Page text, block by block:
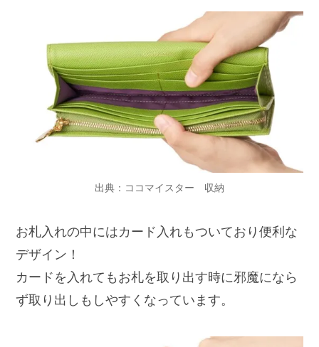
出典：ココマイスター 収納
お札入れの中にはカード入れもついており便利な
デザイン！
カードを入れてもお札を取り出す時に邪魔になら
ず取り出しもしやすくなっています。